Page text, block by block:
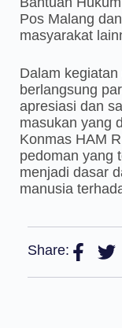
Pos Malang
masyarakat
Dalam
berlangsung
apresiasi dan
masukan yang
Konmas HAM
pedoman yang
menjadi dasar
manusia
Share: